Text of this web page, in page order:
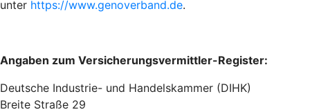
unter https://www.genoverband.de.
Angaben zum Versicherungsvermittler-Register:
Deutsche Industrie- und Handelskammer (DIHK)
Breite Straße 29